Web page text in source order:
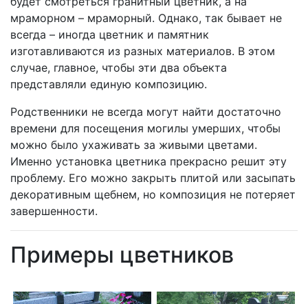
мраморном – мраморный. Однако, так бывает не
всегда – иногда цветник и памятник
изготавливаются из разных материалов. В этом
случае, главное, чтобы эти два объекта
представляли единую композицию.
Родственники не всегда могут найти достаточно
времени для посещения могилы умерших, чтобы
можно было ухаживать за живыми цветами.
Именно установка цветника прекрасно решит эту
проблему. Его можно закрыть плитой или засыпать
декоративным щебнем, но композиция не потеряет
завершенности.
Примеры цветников